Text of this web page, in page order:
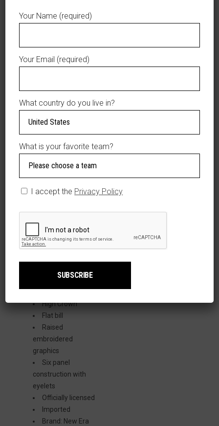
Todos los artículos personalizados no
Categories:Caps
Brand:New Era
This product is currently out of stock and
unavailable.
DESCRIPTION
ADDITIONAL
Material: 100%
High Crown
Flat bill
Raised
embroidered
graphics
Six panel
construction with
eyelets
Officially licensed
Imported
Brand: New Era
Your Name (required)
Your Email (required)
What country do you live in?
What is your favorite team?
I accept the Privacy Policy